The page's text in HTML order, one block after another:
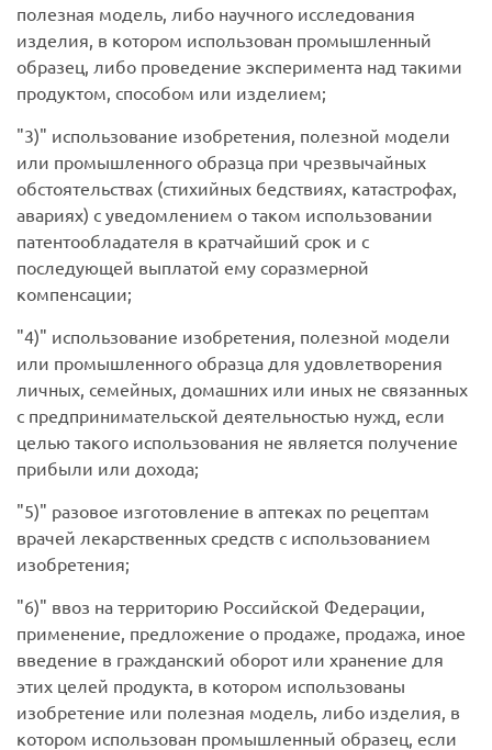
полезная модель, либо научного исследования
изделия, в котором использован промышленный
образец, либо проведение эксперимента над такими
продуктом, способом или изделием;
3)
использование изобретения, полезной модели
или промышленного образца при чрезвычайных
обстоятельствах (стихийных бедствиях, катастрофах,
авариях) с уведомлением о таком использовании
патентообладателя в кратчайший срок и с
последующей выплатой ему соразмерной
компенсации;
4)
использование изобретения, полезной модели
или промышленного образца для удовлетворения
личных, семейных, домашних или иных не связанных
с предпринимательской деятельностью нужд, если
целью такого использования не является получение
прибыли или дохода;
5)
разовое изготовление в аптеках по рецептам
врачей лекарственных средств с использованием
изобретения;
6)
ввоз на территорию Российской Федерации,
применение, предложение о продаже, продажа, иное
введение в гражданский оборот или хранение для
этих целей продукта, в котором использованы
изобретение или полезная модель, либо изделия, в
котором использован промышленный образец, если